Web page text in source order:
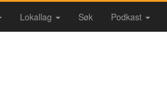
Lokallag Søk Podkast